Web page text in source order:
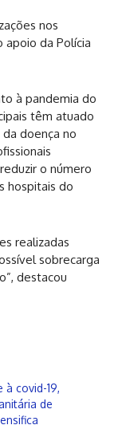
nos
apoio da Polícia
à pandemia do
têm atuado
doença no
o número
hospitais do
realizadas
sobrecarga
destacou
à covid-19,
de